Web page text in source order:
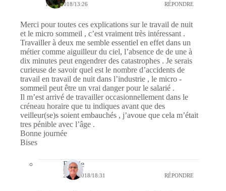
17/09/2018/13:26 RÉPONDRE
Merci pour toutes ces explications sur le travail de nuit
et le micro sommeil , c’est vraiment très intéressant .
Travailler à deux me semble essentiel en effet dans un
métier comme aiguilleur du ciel, l’absence de de une à
dix minutes peut engendrer des catastrophes . Je serais
curieuse de savoir quel est le nombre d’accidents de
travail en travail de nuit dans l’industrie , le micro -
sommeil peut être un vrai danger pour le salarié .
Il m’est arrivé de travailler occasionnellement dans le
créneau horaire que tu indiques avant que des
veilleur(se)s soient embauchés , j’avoue que cela m’était
tres pénible avec l’âge .
Bonne journée
Bises
Bernie
23/09/2018/18:31 RÉPONDRE